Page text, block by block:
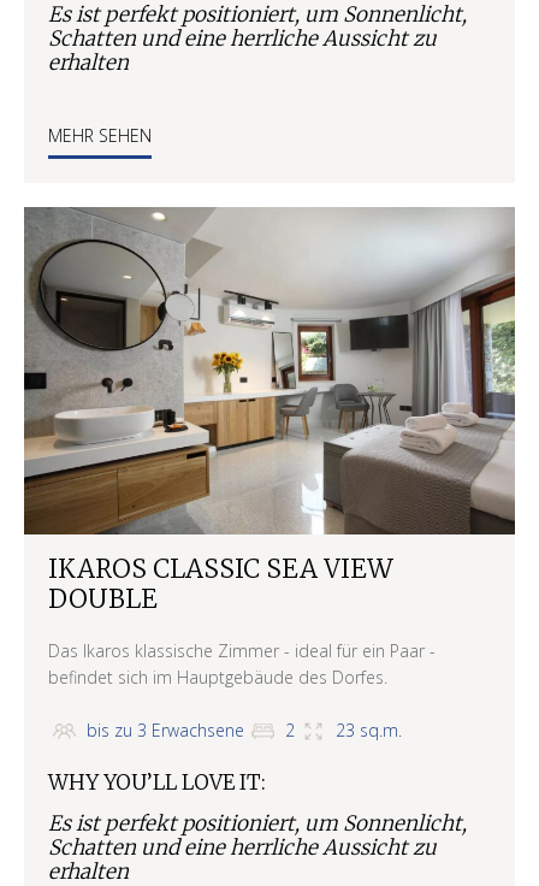
Es ist perfekt positioniert, um Sonnenlicht,
Schatten und eine herrliche Aussicht zu
erhalten
MEHR SEHEN
IKAROS CLASSIC SEA VIEW
DOUBLE
Das Ikaros klassische Zimmer - ideal für ein Paar -
befindet sich im Hauptgebäude des Dorfes.
bis zu 3 Erwachsene 2 23 sq.m.
WHY YOU’LL LOVE IT:
Es ist perfekt positioniert, um Sonnenlicht,
Schatten und eine herrliche Aussicht zu
erhalten